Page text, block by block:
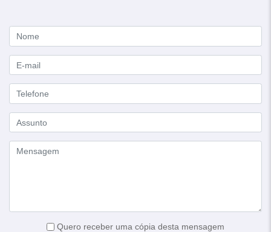
Quero receber uma cópia desta mensagem